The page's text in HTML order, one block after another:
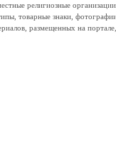
религиозные организации.
товарные знаки,
размещенных на